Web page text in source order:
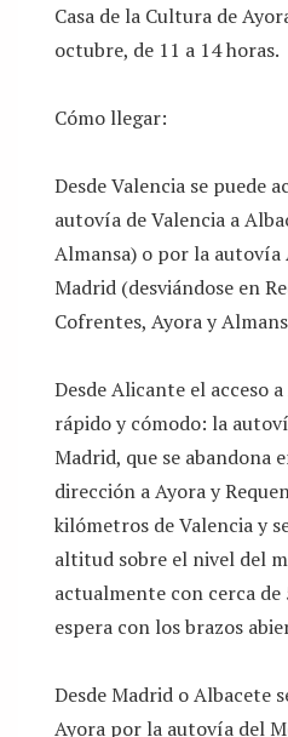
Casa de la Cultura de
octubre, de 11 a 14 horas.
Cómo llegar:
Desde Valencia se puede
autovía de Valencia a
Almansa) o por la autovía
Madrid (desviándose en
Cofrentes, Ayora y
Desde Alicante el acceso
rápido y cómodo: la
Madrid, que se abandona
dirección a Ayora y
kilómetros de Valencia y
altitud sobre el nivel del
actualmente con cerca
espera con los brazos
Desde Madrid o Albacete
Ayora por la autovía del